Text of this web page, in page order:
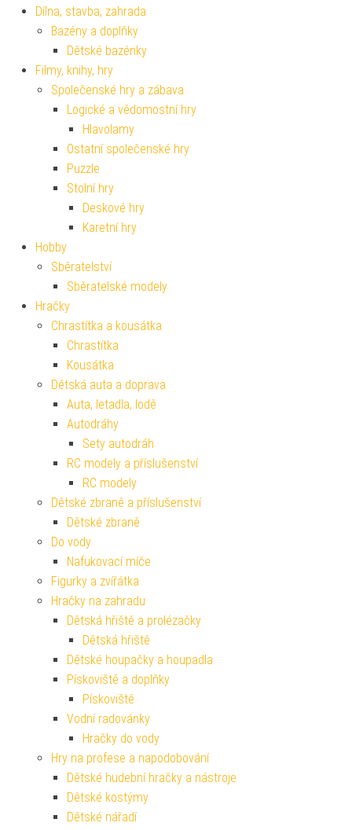
Dílna, stavba, zahrada
Bazény a doplňky
Dětské bazénky
Filmy, knihy, hry
Společenské hry a zábava
Logické a vědomostní hry
Hlavolamy
Ostatní společenské hry
Puzzle
Stolní hry
Deskové hry
Karetní hry
Hobby
Sběratelství
Sběratelské modely
Hračky
Chrastítka a kousátka
Chrastítka
Kousátka
Dětská auta a doprava
Auta, letadla, lodě
Autodráhy
Sety autodráh
RC modely a příslušenství
RC modely
Dětské zbraně a příslušenství
Dětské zbraně
Do vody
Nafukovací míče
Figurky a zvířátka
Hračky na zahradu
Dětská hřiště a prolézačky
Dětská hřiště
Dětské houpačky a houpadla
Pískoviště a doplňky
Pískoviště
Vodní radovánky
Hračky do vody
Hry na profese a napodobování
Dětské hudební hračky a nástroje
Dětské kostýmy
Dětské nářadí